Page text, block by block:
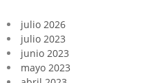
julio 2026
julio 2023
junio 2023
mayo 2023